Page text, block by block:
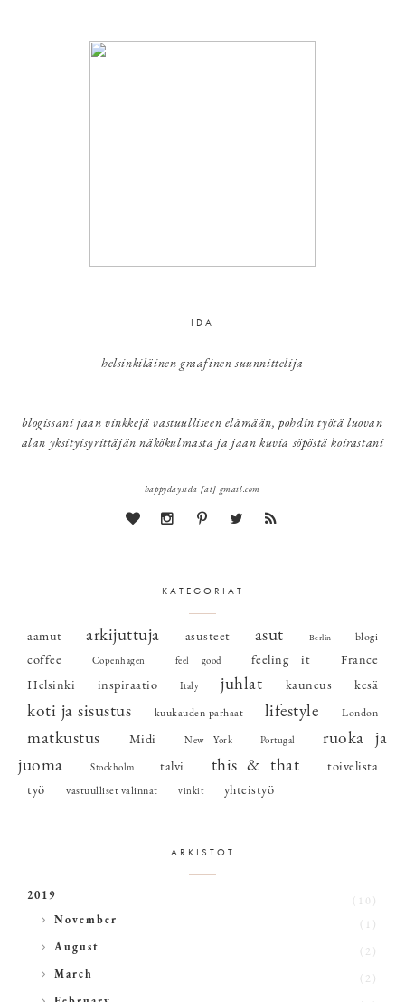
IDA
helsinkiläinen graafinen suunnittelija
blogissani jaan vinkkejä vastuulliseen elämään, pohdin työtä luovan
alan yksityisyrittäjän näkökulmasta ja jaan kuvia söpöstä koirastani
happydaysida [at] gmail.com
KATEGORIAT
aamut arkijuttuja asusteet asut Berlin blogi
coffee Copenhagen feel good feeling it
France
Helsinki
inspiraatio Italy juhlat kauneus kesä
koti ja sisustus kuukauden parhaat lifestyle London
matkustus Midi New York Portugal
ruoka ja
juoma
Stockholm talvi this & that
toivelista
työ
vastuulliset valinnat vinkit yhteistyö
ARKISTOT
2019
►
November
►
August
(2)
►
March
(2)
►